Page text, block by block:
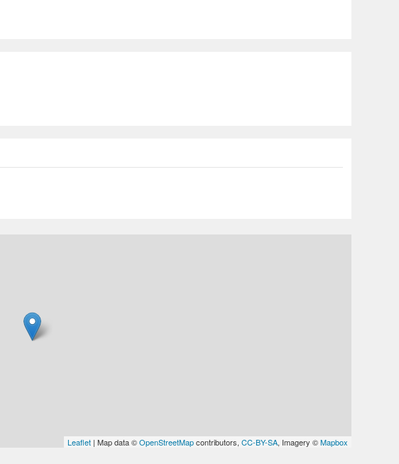
Leaflet | Map data ©OpenStreetMapcontributors, CC-BY-SA, Imagery ©Mapbox